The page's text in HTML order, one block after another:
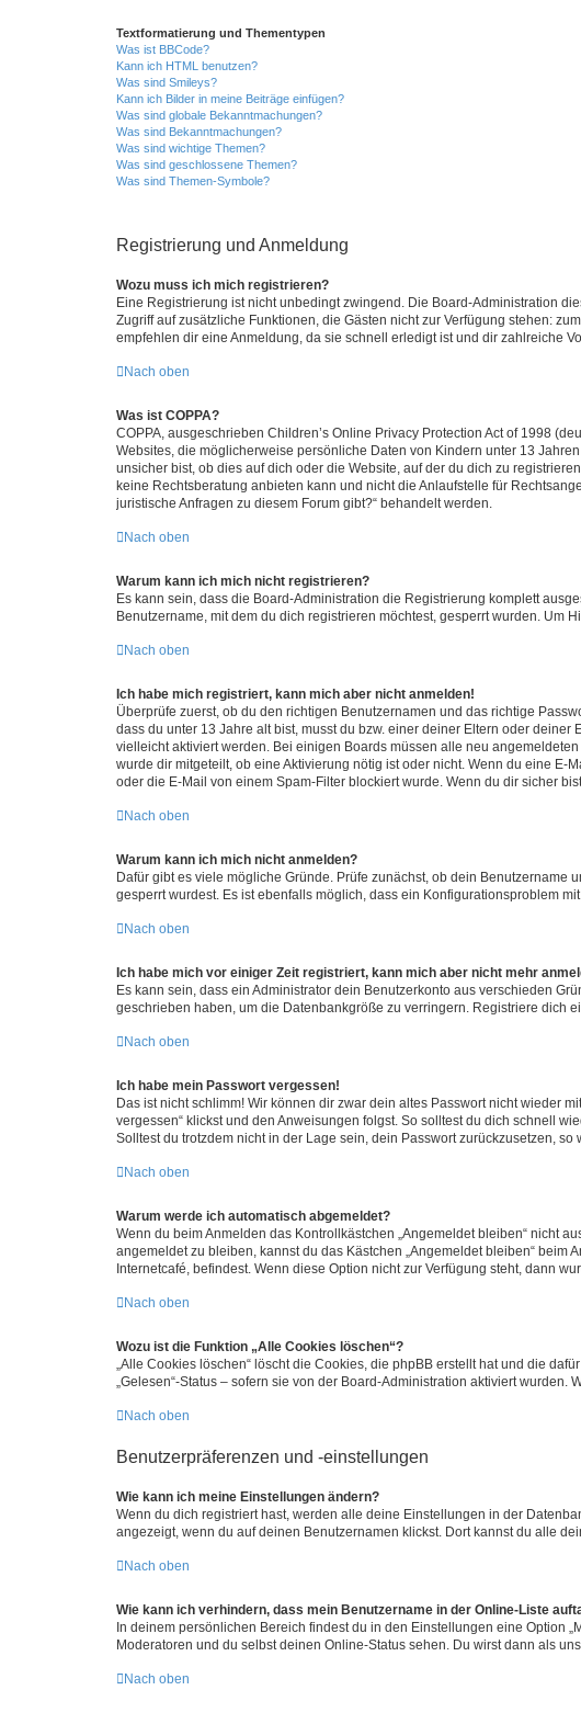
Textformatierung und Thementypen
Was ist BBCode?
Kann ich HTML benutzen?
Was sind Smileys?
Kann ich Bilder in meine Beiträge einfügen?
Was sind globale Bekanntmachungen?
Was sind Bekanntmachungen?
Was sind wichtige Themen?
Was sind geschlossene Themen?
Was sind Themen-Symbole?
Registrierung und Anmeldung
Wozu muss ich mich registrieren?
Eine Registrierung ist nicht unbedingt zwingend. Die Board-Administration
Zugriff auf zusätzliche Funktionen, die Gästen nicht zur Verfügung stehen:
empfehlen dir eine Anmeldung, da sie schnell erledigt ist und dir zahlreiche
Nach oben
Was ist COPPA?
COPPA, ausgeschrieben Children’s Online Privacy Protection Act of 1998
Websites, die möglicherweise persönliche Daten von Kindern unter 13
unsicher bist, ob dies auf dich oder die Website, auf der du dich zu
keine Rechtsberatung anbieten kann und nicht die Anlaufstelle für
juristische Anfragen zu diesem Forum gibt?“ behandelt werden.
Nach oben
Warum kann ich mich nicht registrieren?
Es kann sein, dass die Board-Administration die Registrierung komplett
Benutzername, mit dem du dich registrieren möchtest, gesperrt wurden. Um
Nach oben
Ich habe mich registriert, kann mich aber nicht anmelden!
Überprüfe zuerst, ob du den richtigen Benutzernamen und das richtige
dass du unter 13 Jahre alt bist, musst du bzw. einer deiner Eltern oder
vielleicht aktiviert werden. Bei einigen Boards müssen alle neu
wurde dir mitgeteilt, ob eine Aktivierung nötig ist oder nicht. Wenn du eine
oder die E-Mail von einem Spam-Filter blockiert wurde. Wenn du dir sicher
Nach oben
Warum kann ich mich nicht anmelden?
Dafür gibt es viele mögliche Gründe. Prüfe zunächst, ob dein
gesperrt wurdest. Es ist ebenfalls möglich, dass ein Konfigurationsproblem
Nach oben
Ich habe mich vor einiger Zeit registriert, kann mich aber nicht mehr
Es kann sein, dass ein Administrator dein Benutzerkonto aus verschieden
geschrieben haben, um die Datenbankgröße zu verringern. Registriere dich
Nach oben
Ich habe mein Passwort vergessen!
Das ist nicht schlimm! Wir können dir zwar dein altes Passwort nicht wieder
vergessen“ klickst und den Anweisungen folgst. So solltest du dich schnell
Solltest du trotzdem nicht in der Lage sein, dein Passwort zurückzusetzen, so
Nach oben
Warum werde ich automatisch abgemeldet?
Wenn du beim Anmelden das Kontrollkästchen „Angemeldet bleiben“ nicht
angemeldet zu bleiben, kannst du das Kästchen „Angemeldet bleiben“
Internetcafé, befindest. Wenn diese Option nicht zur Verfügung steht, dann
Nach oben
Wozu ist die Funktion „Alle Cookies löschen“?
„Alle Cookies löschen“ löscht die Cookies, die phpBB erstellt hat und die
„Gelesen“-Status – sofern sie von der Board-Administration aktiviert
Nach oben
Benutzerpräferenzen und -einstellungen
Wie kann ich meine Einstellungen ändern?
Wenn du dich registriert hast, werden alle deine Einstellungen in der
angezeigt, wenn du auf deinen Benutzernamen klickst. Dort kannst du alle
Nach oben
Wie kann ich verhindern, dass mein Benutzername in der Online-Liste
In deinem persönlichen Bereich findest du in den Einstellungen eine Option
Moderatoren und du selbst deinen Online-Status sehen. Du wirst dann als
Nach oben